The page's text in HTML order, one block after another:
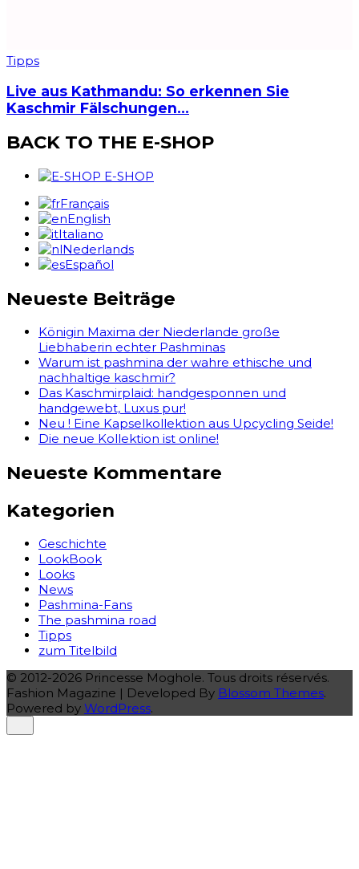
Tipps
Live aus Kathmandu: So erkennen Sie
Kaschmir Fälschungen…
BACK TO THE E-SHOP
E-SHOP
Français
English
Italiano
Nederlands
Español
Neueste Beiträge
Königin Maxima der Niederlande große
Liebhaberin echter Pashminas
Warum ist pashmina der wahre ethische und
nachhaltige kaschmir?
Das Kaschmirplaid: handgesponnen und
handgewebt, Luxus pur!
Neu ! Eine Kapselkollektion aus Upcycling Seide!
Die neue Kollektion ist online!
Neueste Kommentare
Kategorien
Geschichte
LookBook
Looks
News
Pashmina-Fans
The pashmina road
Tipps
zum Titelbild
© 2012-2026 Princesse Moghole. Tous droits réservés.
Fashion Magazine | Developed By Blossom Themes.
Powered by WordPress.